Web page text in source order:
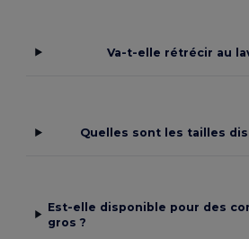
Va-t-elle rétrécir au
Quelles sont les tailles
Est-elle disponible pour des
gros ?